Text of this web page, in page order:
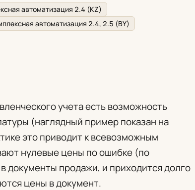
автоматизация 2.4 (KZ)
автоматизация 2.4, 2.5 (BY)
учета есть возможность
(наглядный пример показан на
это приводит к всевозможным
нулевые цены по ошибке (по
документы продажи, и приходится долго
цены в документ.